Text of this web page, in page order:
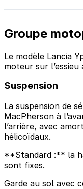
Groupe
Le modèle Lancia
moteur sur l’essieu
Suspension
La suspension de
MacPherson à
l’arrière, avec
hélicoïdaux.
**Standard :** la
sont fixes.
Garde au sol avec